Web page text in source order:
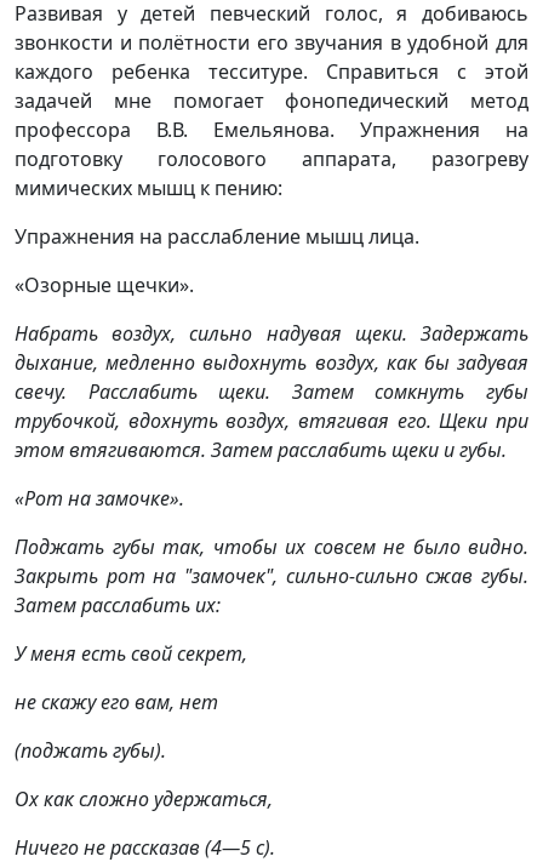
Развивая у детей певческий голос, я добиваюсь
звонкости и полётности его звучания в удобной для
каждого ребенка тесситуре. Справиться с этой
задачей мне помогает фонопедический метод
профессора В.В. Емельянова. Упражнения на
подготовку голосового аппарата, разогреву
мимических мышц к пению:
Упражнения на расслабление мышц лица.
«Озорные щечки».
Набрать воздух, сильно надувая щеки. Задержать
дыхание, медленно выдохнуть воздух, как бы задувая
свечу. Расслабить щеки. Затем сомкнуть губы
трубочкой, вдохнуть воздух, втягивая его. Щеки при
этом втягиваются. Затем расслабить щеки и губы.
«Рот на замочке».
Поджать губы так, чтобы их совсем не было видно.
Закрыть рот на "замочек", сильно-сильно сжав губы.
Затем расслабить их:
У меня есть свой секрет,
не скажу его вам, нет
(поджать губы).
Ох как сложно удержаться,
Ничего не рассказав (4—5 с).